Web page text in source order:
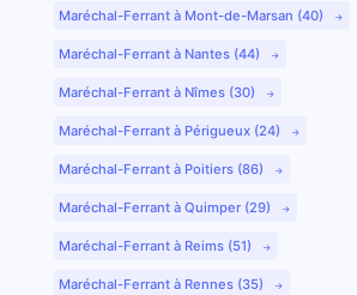
Maréchal-Ferrant à Mont-de-Marsan (40)
Maréchal-Ferrant à Nantes (44)
Maréchal-Ferrant à Nîmes (30)
Maréchal-Ferrant à Périgueux (24)
Maréchal-Ferrant à Poitiers (86)
Maréchal-Ferrant à Quimper (29)
Maréchal-Ferrant à Reims (51)
Maréchal-Ferrant à Rennes (35)